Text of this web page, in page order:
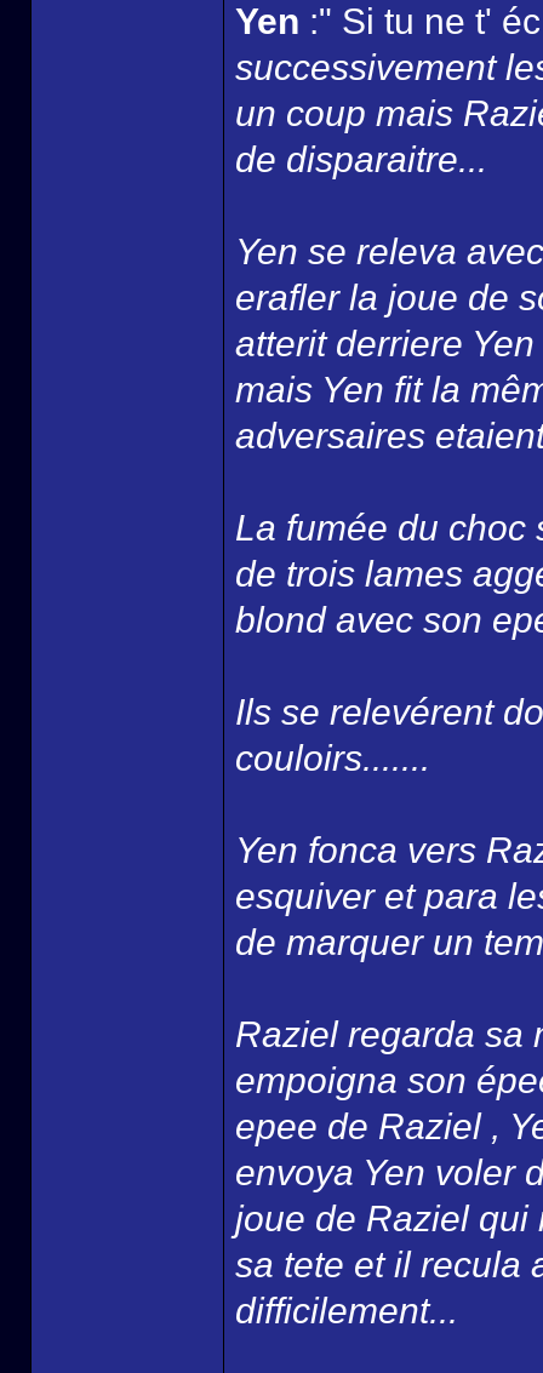
Yen :" Si tu ne t'
successivement
un coup mais
de disparaitre...
Yen se releva
erafler la joue de
atterit derriere
mais Yen fit la
adversaires
La fumée du choc
de trois lames
blond avec son
Ils se relevérent
couloirs.......
Yen fonca vers
esquiver et para
de marquer un
Raziel regarda sa
empoigna son
epee de Raziel ,
envoya Yen voler
joue de Raziel qui
sa tete et il recula
difficilement...